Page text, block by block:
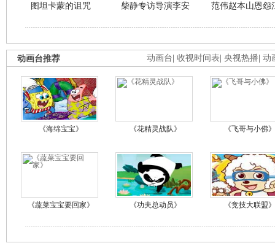
图坦卡蒙的诅咒 柴静专访导演李安 范伟赵本山恩怨
动画台 收视时间表 央视热播 动
动画台推荐
《海绵宝宝》 《花精灵战队》 《飞哥与小佛》
《蔬菜宝宝要回家》 《功夫总动员》 《竞技大联盟》